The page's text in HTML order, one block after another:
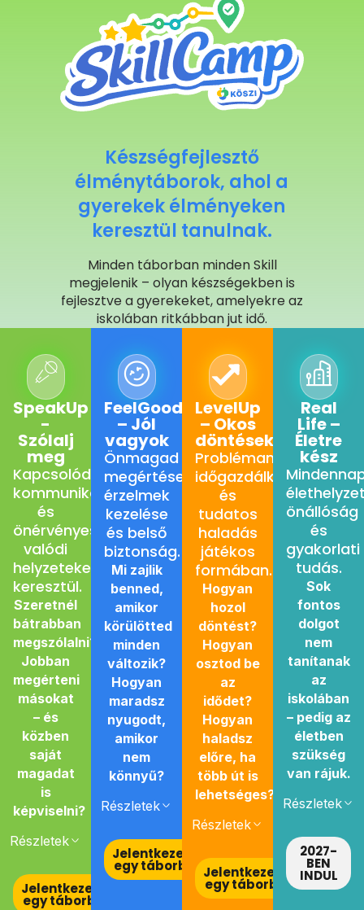
Készségfejlesztő
élménytáborok, ahol a
gyerekek élményeken
keresztül tanulnak.
Minden táborban minden Skill
megjelenik – olyan készségekben is
fejlesztve a gyerekeket, amelyekre az
iskolában ritkábban jut idő.
SpeakUp
-
Szólalj
meg
Kapcsolódás,
kommunikáció
és
önérvényesítés
valódi
helyzeteken
keresztül.
Szeretnél
bátrabban
megszólalni?
Jobban
megérteni
másokat
– és
közben
saját
magadat
is
képviselni?
Részletek
Jelentkezem
egy táborba
FeelGood
– Jól
vagyok
Önmagad
megértése,
érzelmek
kezelése
és belső
biztonság.
Mi zajlik
benned,
amikor
körülötted
minden
változik?
Hogyan
maradsz
nyugodt,
amikor
nem
könnyű?
Részletek
Jelentkezem
egy táborba
LevelUp
– Okos
döntések
Problémamegoldás,
időgazdálkodás
és
tudatos
haladás
játékos
formában.
Hogyan
hozol
döntést?
Hogyan
osztod be
az
idődet?
Hogyan
haladsz
előre, ha
több út is
lehetséges?
Részletek
Jelentkezem
egy táborba
Real
Life –
Életre
kész
önállóság
és
gyakorlati
tudás.
Sok
fontos
dolgot
nem
tanítanak
az
iskolában
– pedig az
életben
szükség
van rájuk.
Részletek
2027-
BEN
INDUL